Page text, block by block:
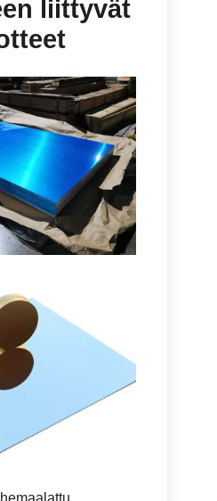
liittyvät
5086 H116
5086 H116-
erinomaisen
rungoissa, kansi, ja
joiden
on todistettu,